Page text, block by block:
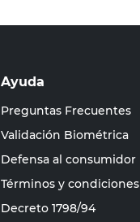
Ayuda
Preguntas Frecuentes
Validación Biométrica
Defensa al consumidor
Términos y condiciones
Decreto 1798/94